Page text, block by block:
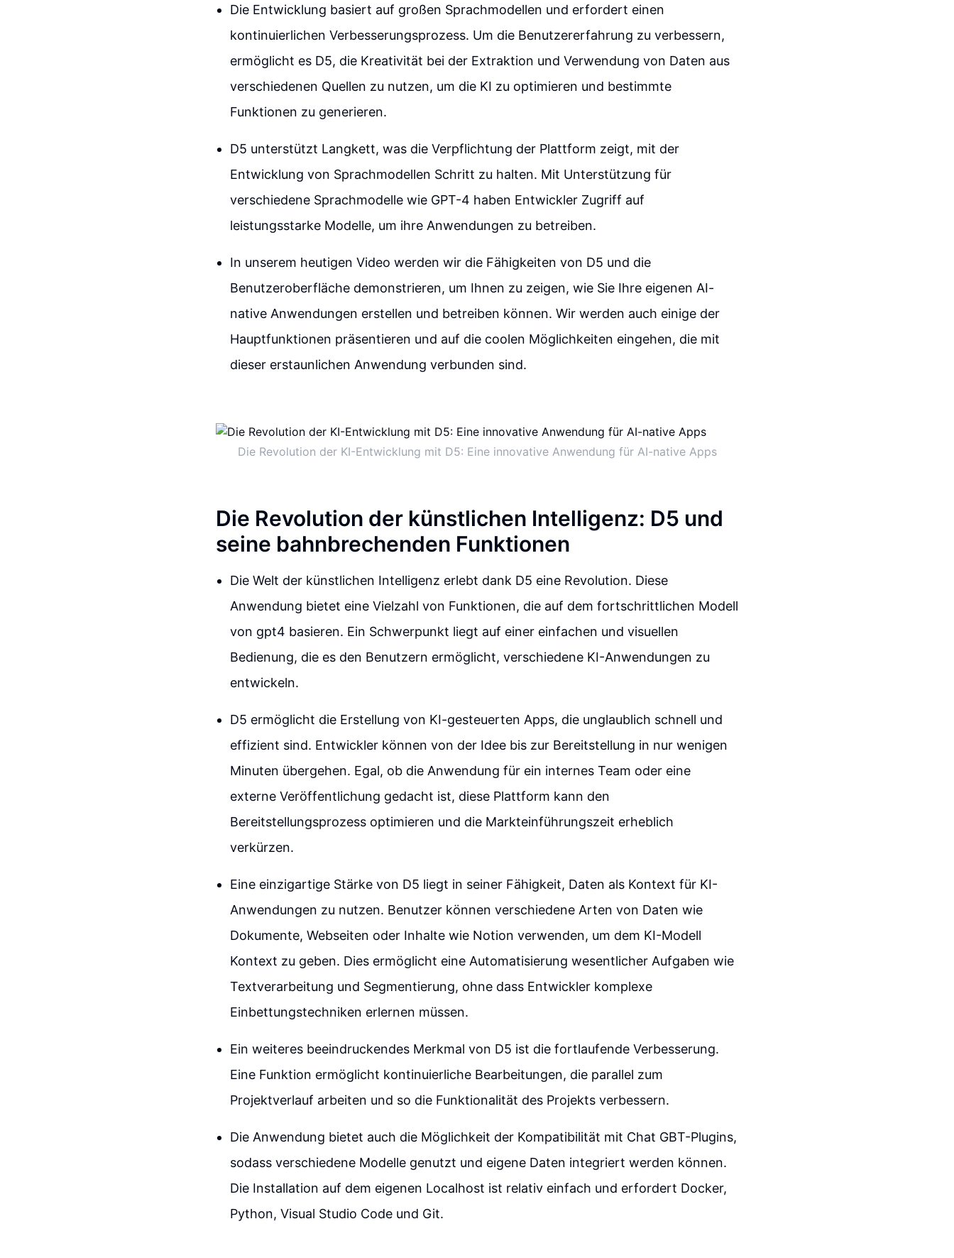
Die Entwicklung basiert auf großen Sprachmodellen und erfordert einen
kontinuierlichen Verbesserungsprozess. Um die Benutzererfahrung zu verbessern,
ermöglicht es D5, die Kreativität bei der Extraktion und Verwendung von Daten aus
verschiedenen Quellen zu nutzen, um die KI zu optimieren und bestimmte
Funktionen zu generieren.
D5 unterstützt Langkett, was die Verpflichtung der Plattform zeigt, mit der
Entwicklung von Sprachmodellen Schritt zu halten. Mit Unterstützung für
verschiedene Sprachmodelle wie GPT-4 haben Entwickler Zugriff auf
leistungsstarke Modelle, um ihre Anwendungen zu betreiben.
In unserem heutigen Video werden wir die Fähigkeiten von D5 und die
Benutzeroberfläche demonstrieren, um Ihnen zu zeigen, wie Sie Ihre eigenen AI-
native Anwendungen erstellen und betreiben können. Wir werden auch einige der
Hauptfunktionen präsentieren und auf die coolen Möglichkeiten eingehen, die mit
dieser erstaunlichen Anwendung verbunden sind.
Die Revolution der KI-Entwicklung mit D5: Eine innovative Anwendung für AI-native Apps
Die Revolution der künstlichen Intelligenz: D5 und
seine bahnbrechenden Funktionen
Die Welt der künstlichen Intelligenz erlebt dank D5 eine Revolution. Diese
Anwendung bietet eine Vielzahl von Funktionen, die auf dem fortschrittlichen Modell
von gpt4 basieren. Ein Schwerpunkt liegt auf einer einfachen und visuellen
Bedienung, die es den Benutzern ermöglicht, verschiedene KI-Anwendungen zu
entwickeln.
D5 ermöglicht die Erstellung von KI-gesteuerten Apps, die unglaublich schnell und
effizient sind. Entwickler können von der Idee bis zur Bereitstellung in nur wenigen
Minuten übergehen. Egal, ob die Anwendung für ein internes Team oder eine
externe Veröffentlichung gedacht ist, diese Plattform kann den
Bereitstellungsprozess optimieren und die Markteinführungszeit erheblich
verkürzen.
Eine einzigartige Stärke von D5 liegt in seiner Fähigkeit, Daten als Kontext für KI-
Anwendungen zu nutzen. Benutzer können verschiedene Arten von Daten wie
Dokumente, Webseiten oder Inhalte wie Notion verwenden, um dem KI-Modell
Kontext zu geben. Dies ermöglicht eine Automatisierung wesentlicher Aufgaben wie
Textverarbeitung und Segmentierung, ohne dass Entwickler komplexe
Einbettungstechniken erlernen müssen.
Ein weiteres beeindruckendes Merkmal von D5 ist die fortlaufende Verbesserung.
Eine Funktion ermöglicht kontinuierliche Bearbeitungen, die parallel zum
Projektverlauf arbeiten und so die Funktionalität des Projekts verbessern.
Die Anwendung bietet auch die Möglichkeit der Kompatibilität mit Chat GBT-Plugins,
sodass verschiedene Modelle genutzt und eigene Daten integriert werden können.
Die Installation auf dem eigenen Localhost ist relativ einfach und erfordert Docker,
Python, Visual Studio Code und Git.